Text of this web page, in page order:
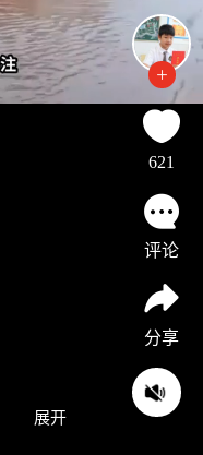
展开
621
评论
分享